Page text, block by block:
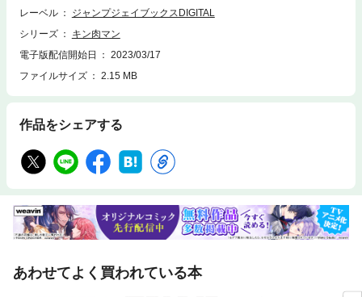
レーベル
ジャンプジェイブックスDIGITAL
シリーズ
キン肉マン
電子版配信開始日
2023/03/17
ファイルサイズ
2.15 MB
作品をシェアする
あわせてよく買われている本